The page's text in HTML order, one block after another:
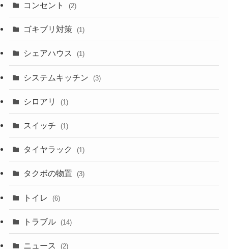
コンセント (2)
ゴキブリ対策 (1)
シェアハウス (1)
システムキッチン (3)
シロアリ (1)
スイッチ (1)
タイヤラック (1)
タクボの物置 (3)
トイレ (6)
トラブル (14)
ニュース (2)